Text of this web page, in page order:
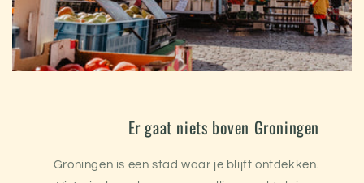
Er gaat niets boven Groningen
Groningen is een stad waar je blijft ontdekken.